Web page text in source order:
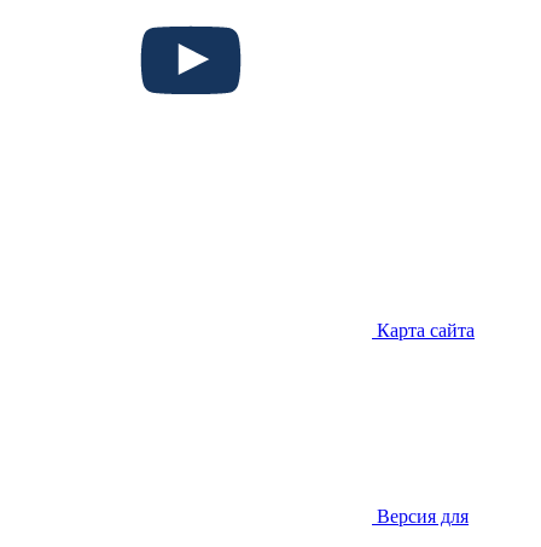
Карта сайта
Версия для